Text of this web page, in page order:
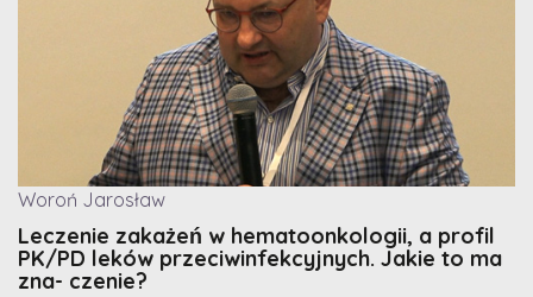
Woroń Jarosław
Leczenie zakażeń w hematoonkologii, a profil
PK/PD leków przeciwinfekcyjnych. Jakie to ma
zna- czenie?